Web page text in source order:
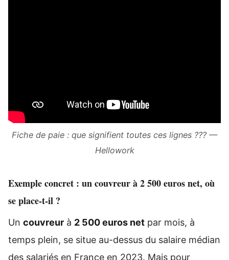
Fiche de paie : que signifient toutes ces lignes ??? —
Hellowork
Exemple concret : un couvreur à 2 500 euros net, où
se place-t-il ?
Un couvreur à 2 500 euros net par mois, à
temps plein, se situe au-dessus du salaire médian
des salariés en France en 2023. Mais pour